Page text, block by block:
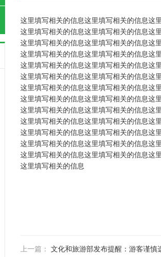
这里填写相关的信息这里填写相关的信息这
这里填写相关的信息这里填写相关的信息这
这里填写相关的信息这里填写相关的信息这
这里填写相关的信息这里填写相关的信息这
这里填写相关的信息这里填写相关的信息这
这里填写相关的信息这里填写相关的信息这
这里填写相关的信息这里填写相关的信息这
这里填写相关的信息这里填写相关的信息这
这里填写相关的信息这里填写相关的信息这
这里填写相关的信息这里填写相关的信息这
这里填写相关的信息这里填写相关的信息这
这里填写相关的信息这里填写相关的信息这
这里填写相关的信息这里填写相关的信息这
这里填写相关的信息
上一篇： 文化和旅游部发布提醒：游客谨慎